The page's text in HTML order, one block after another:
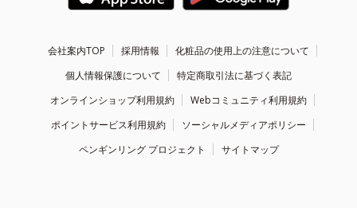
会社案内TOP 採用情報
化粧品の使用上の注意について
個人情報保護について
特定商取引法に基づく表記
オンラインショップ利用規約
Webコミュニティ利用規約
ポイントサービス利用規約
ソーシャルメディアポリシー
ペンギンリング プロジェクト
サイトマップ